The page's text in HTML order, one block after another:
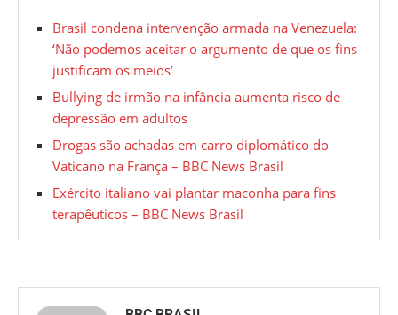
Brasil condena intervenção armada na Venezuela:
‘Não podemos aceitar o argumento de que os fins
justificam os meios’
Bullying de irmão na infância aumenta risco de
depressão em adultos
Drogas são achadas em carro diplomático do
Vaticano na França – BBC News Brasil
Exército italiano vai plantar maconha para fins
terapêuticos – BBC News Brasil